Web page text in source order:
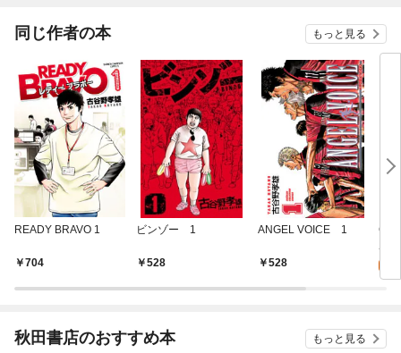
同じ作者の本 もっと見る
READY BRAVO 1
704
ビンゾー 1
528
ANGEL VOICE 1
528
GO
秋田書店のおすすめ本 もっと見る